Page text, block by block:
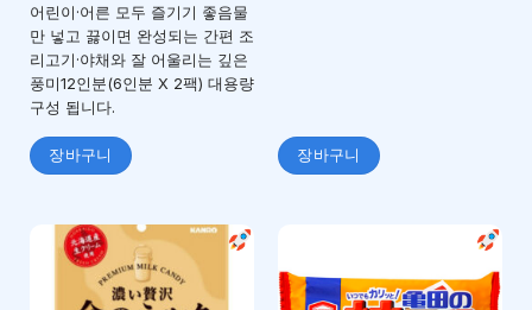
어린이·어른 모두 즐기기 좋음물
만 넣고 끓이면 완성되는 간편 조
리고기·야채와 잘 어울리는 깊은
풍미12인분(6인분 X 2팩) 대용량
구성 됩니다.
장바구니 장바구니